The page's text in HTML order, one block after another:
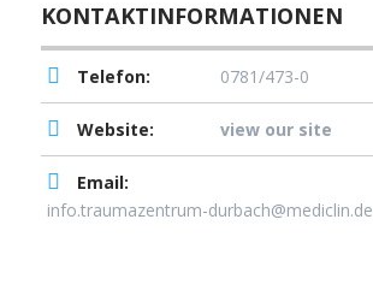
KONTAKTINFORMATIONEN
Telefon: 0781/473-0
Website: view our site
Email:
info.traumazentrum-durbach@mediclin.de